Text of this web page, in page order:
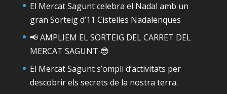
El Mercat Sagunt celebra el Nadal amb un
gran Sorteig d’11 Cistelles Nadalenques
📢 AMPLIEM EL SORTEIG DEL CARRET DEL
MERCAT SAGUNT 😎
El Mercat Sagunt s’ompli d’activitats per
descobrir els secrets de la nostra terra.